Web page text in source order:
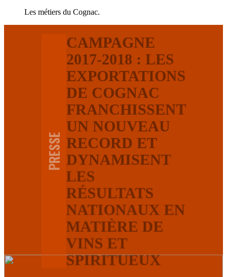
Les métiers du Cognac.
PRESSE
CAMPAGNE
2017-2018 : LES
EXPORTATIONS
DE COGNAC
FRANCHISSENT
UN NOUVEAU
RECORD ET
DYNAMISENT
LES
RÉSULTATS
NATIONAUX EN
MATIÈRE DE
VINS ET
SPIRITUEUX